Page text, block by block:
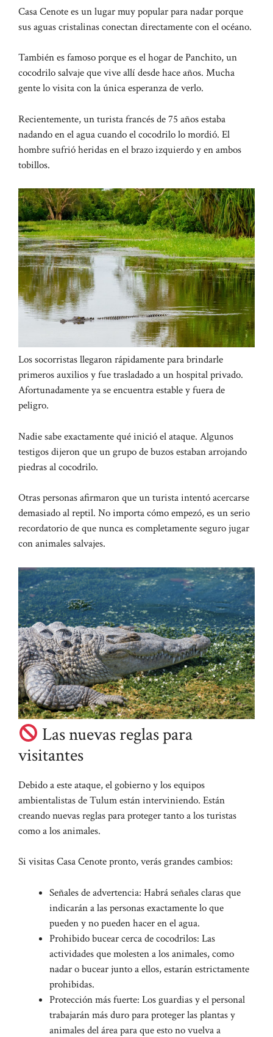
Casa Cenote es un lugar muy popular para nadar porque
sus aguas cristalinas conectan directamente con el océano.
También es famoso porque es el hogar de Panchito, un
cocodrilo salvaje que vive allí desde hace años. Mucha
gente lo visita con la única esperanza de verlo.
Recientemente, un turista francés de 75 años estaba
nadando en el agua cuando el cocodrilo lo mordió. El
hombre sufrió heridas en el brazo izquierdo y en ambos
tobillos.
Los socorristas llegaron rápidamente para brindarle
primeros auxilios y fue trasladado a un hospital privado.
Afortunadamente ya se encuentra estable y fuera de
peligro.
Nadie sabe exactamente qué inició el ataque. Algunos
testigos dijeron que un grupo de buzos estaban arrojando
piedras al cocodrilo.
Otras personas afirmaron que un turista intentó acercarse
demasiado al reptil. No importa cómo empezó, es un serio
recordatorio de que nunca es completamente seguro jugar
con animales salvajes.
Las nuevas reglas para
visitantes
Debido a este ataque, el gobierno y los equipos
ambientalistas de Tulum están interviniendo. Están
creando nuevas reglas para proteger tanto a los turistas
como a los animales.
Si visitas Casa Cenote pronto, verás grandes cambios:
Señales de advertencia: Habrá señales claras que
indicarán a las personas exactamente lo que
pueden y no pueden hacer en el agua.
Prohibido bucear cerca de cocodrilos: Las
actividades que molesten a los animales, como
nadar o bucear junto a ellos, estarán estrictamente
prohibidas.
Protección más fuerte: Los guardias y el personal
trabajarán más duro para proteger las plantas y
animales del área para que esto no vuelva a